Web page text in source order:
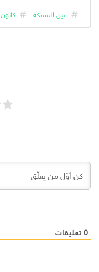
عين السمكة
كانون
0 تعليقات